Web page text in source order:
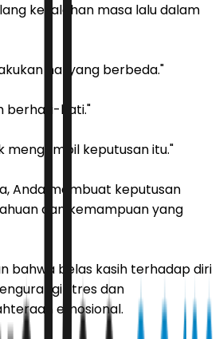
kesalahan masa lalu dalam
hal yang berbeda."
berhati-hati."
mengambil keputusan itu."
Anda membuat keputusan
dan kemampuan yang
bahwa belas kasih terhadap diri
stres dan
emosional.